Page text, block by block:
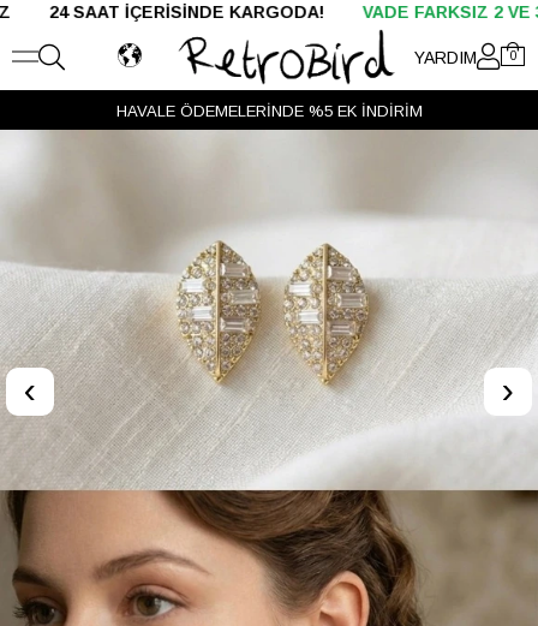
İÇERİSİNDE KARGODA!VADE FARKSIZ 2 VE 3 TAKSİT
YARDIM 0
HAVALE ÖDEMELERİNDE %5 EK İNDİRİM
‹ ›